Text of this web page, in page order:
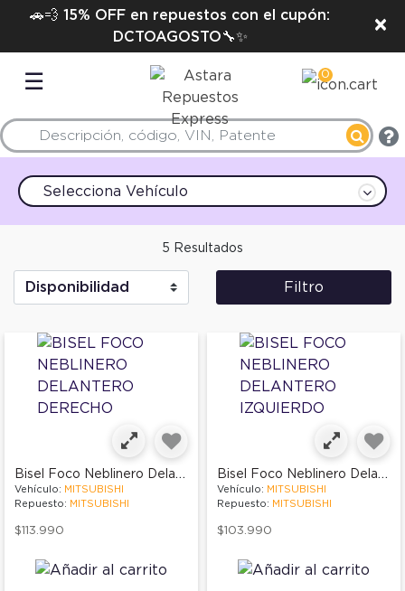
🚗💨 15% OFF en repuestos con el cupón:
DCTOAGOSTO🔧✨
×
☰ 0
Selecciona Vehículo
5 Resultados
Filtro
Bisel Foco Neblinero Delantero Derecho
Vehículo: MITSUBISHI
Repuesto: MITSUBISHI
$113.990
Bisel Foco Neblinero Delantero Izquierdo
Vehículo: MITSUBISHI
Repuesto: MITSUBISHI
$103.990